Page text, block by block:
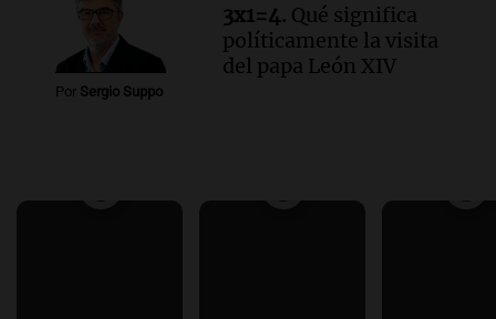
Por Sergio Suppo
3x1=4. Qué significa
políticamente la visita
del papa León XIV